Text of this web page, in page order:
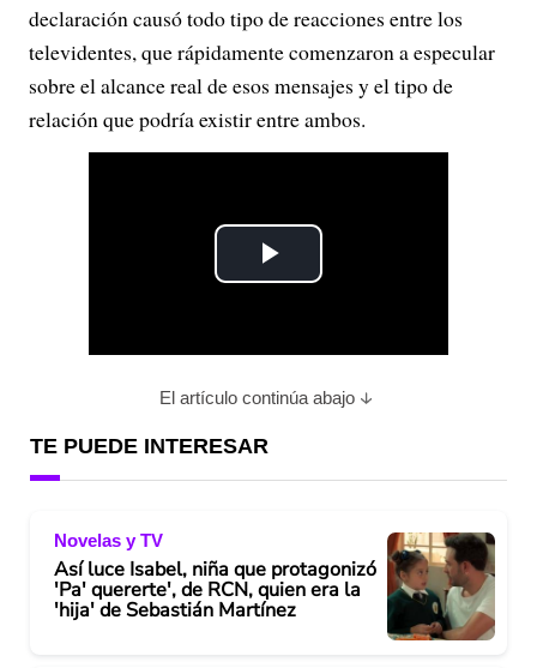
declaración causó todo tipo de reacciones entre los
televidentes, que rápidamente comenzaron a especular
sobre el alcance real de esos mensajes y el tipo de
relación que podría existir entre ambos.
P
a
d
El artículo continúa abajo
TE PUEDE INTERESAR
Novelas y TV
Así luce Isabel, niña que protagonizó
'Pa' quererte', de RCN, quien era la
'hija' de Sebastián Martínez